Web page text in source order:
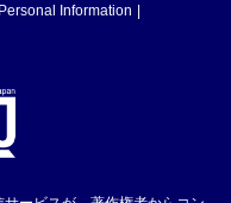
Information